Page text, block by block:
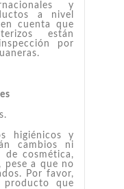
y
a nivel
cuenta que
están
por
higiénicos y
cambios ni
de cosmética,
pese a que no
Por favor,
que